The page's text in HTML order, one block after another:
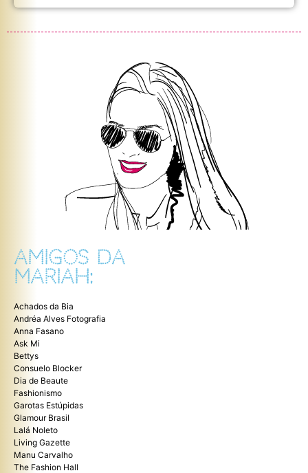
AMIGOS DA
MARIAH:
Achados da Bia
Andréa Alves Fotografia
Anna Fasano
Ask Mi
Bettys
Consuelo Blocker
Dia de Beaute
Fashionismo
Garotas Estúpidas
Glamour Brasil
Lalá Noleto
Living Gazette
Manu Carvalho
The Fashion Hall